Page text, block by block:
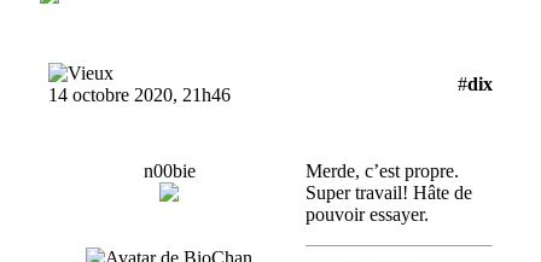
14 octobre 2020, 21h46
#dix
n00bie
Merde, c’est propre.
Super travail! Hâte de
pouvoir essayer.